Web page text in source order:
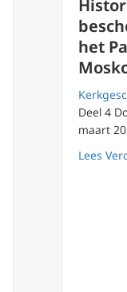
Paulus II en
het
Deel 4
maart
Lees